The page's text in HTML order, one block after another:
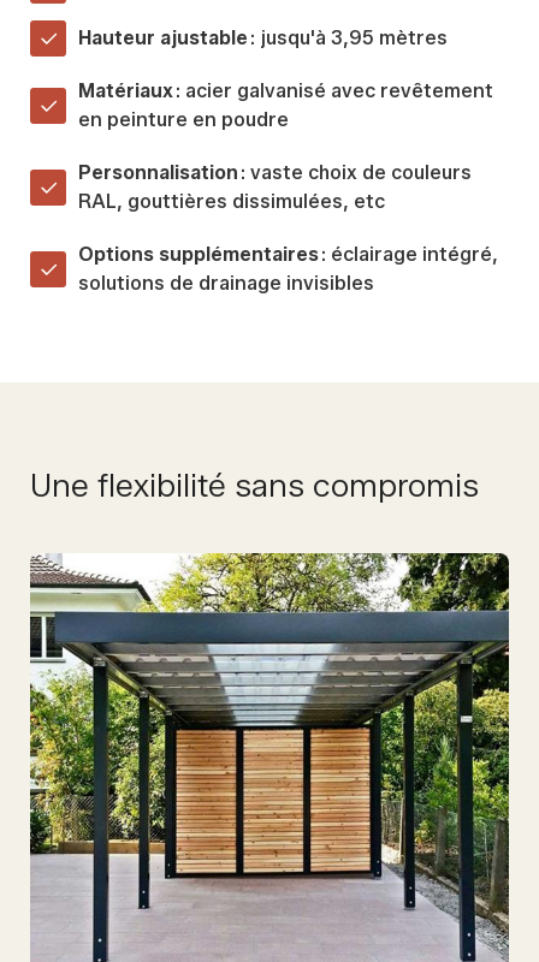
Hauteur ajustable : jusqu'à 3,95 mètres
Matériaux: acier galvanisé avec revêtement
en peinture en poudre
Personnalisation : vaste choix de couleurs
RAL, gouttières dissimulées, etc
Options supplémentaires: éclairage intégré,
solutions de drainage invisibles
Une flexibilité sans compromis